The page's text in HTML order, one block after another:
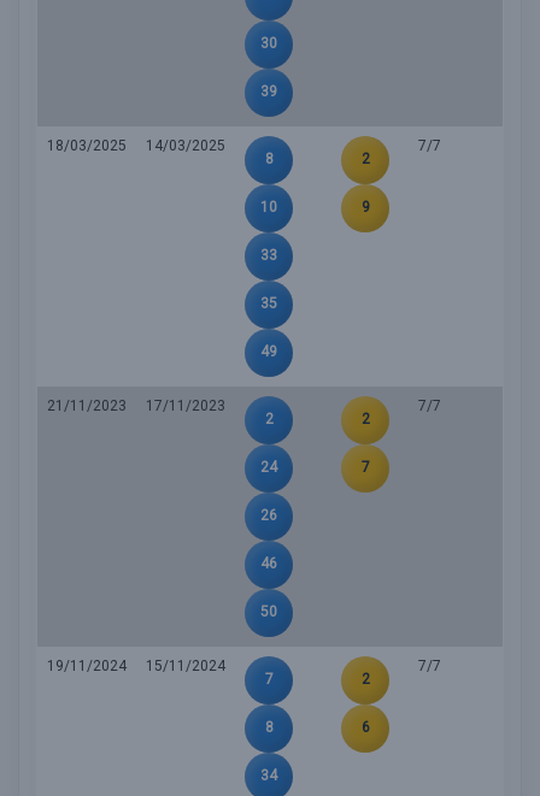
30
39
18/03/2025
14/03/2025
8
10
33
35
49
2
9
7/7
21/11/2023
17/11/2023
2
24
26
46
50
2
7
7/7
19/11/2024
15/11/2024
7
8
34
2
6
7/7